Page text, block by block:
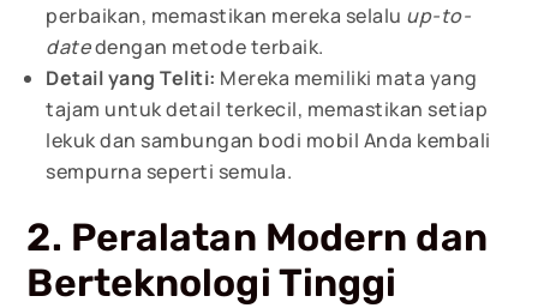
perbaikan, memastikan mereka selalu up-to-
datedengan metode terbaik.
Detail yang Teliti: Mereka memiliki mata yang
tajam untuk detail terkecil, memastikan setiap
lekuk dan sambungan bodi mobil Anda kembali
sempurna seperti semula.
2. Peralatan Modern dan
Berteknologi Tinggi